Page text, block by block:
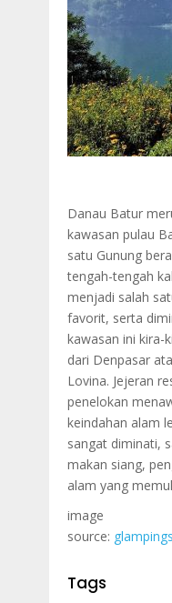
Danau Batur
kawasan pulau
satu Gunung
tengah-tengah
menjadi salah
favorit, serta
kawasan ini kira-
dari Denpasar
Lovina. Jejeran
penelokan
keindahan alam
sangat diminati,
makan siang,
alam yang
image
source:
Tags